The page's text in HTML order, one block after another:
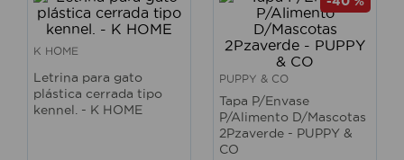
K HOME
Letrina para gato
plástica cerrada tipo
kennel. - K HOME
PUPPY & CO
Tapa P/Envase
P/Alimento D/Mascotas
2Pzaverde - PUPPY &
CO
sillas